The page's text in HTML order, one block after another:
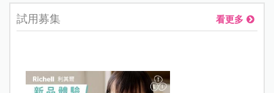
試用募集 看更多